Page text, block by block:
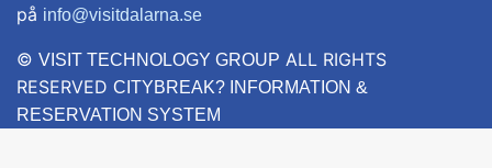
på info@visitdalarna.se
© VISIT TECHNOLOGY GROUP ALL RIGHTS
RESERVED CITYBREAK? INFORMATION &
RESERVATION SYSTEM